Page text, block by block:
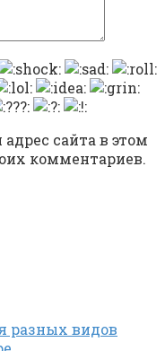
сайта в этом
комментариев.
разных видов